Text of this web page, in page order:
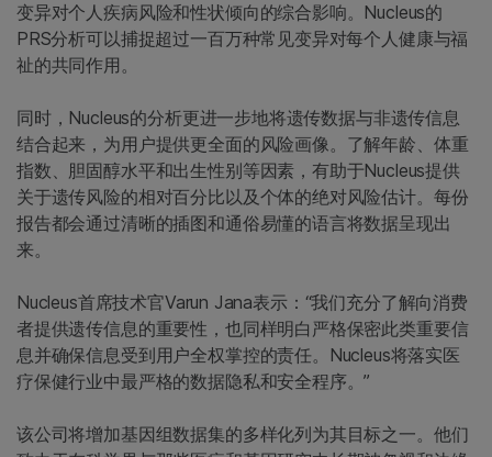
变异对个人疾病风险和性状倾向的综合影响。Nucleus的
PRS分析可以捕捉超过一百万种常见变异对每个人健康与福
祉的共同作用。
同时，Nucleus的分析更进一步地将遗传数据与非遗传信息
结合起来，为用户提供更全面的风险画像。了解年龄、体重
指数、胆固醇水平和出生性别等因素，有助于Nucleus提供
关于遗传风险的相对百分比以及个体的绝对风险估计。每份
报告都会通过清晰的插图和通俗易懂的语言将数据呈现出
来。
Nucleus首席技术官Varun Jana表示：“我们充分了解向消费
者提供遗传信息的重要性，也同样明白严格保密此类重要信
息并确保信息受到用户全权掌控的责任。Nucleus将落实医
疗保健行业中最严格的数据隐私和安全程序。”
该公司将增加基因组数据集的多样化列为其目标之一。他们